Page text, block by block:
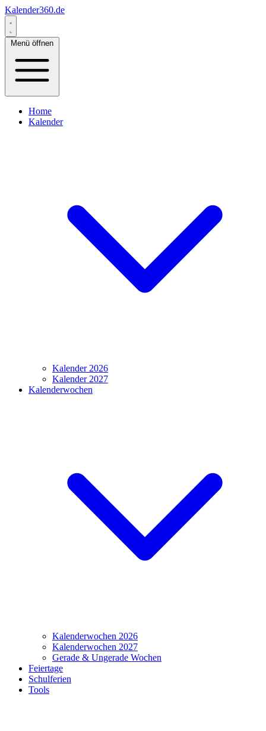
Kalender360.de
Menü öffnen
Home
Kalender
Kalender 2026
Kalender 2027
Kalenderwochen
Kalenderwochen 2026
Kalenderwochen 2027
Gerade & Ungerade Wochen
Feiertage
Schulferien
Tools